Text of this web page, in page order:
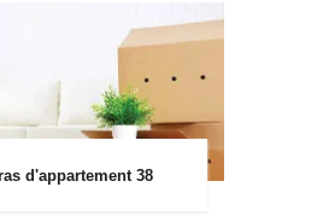
d'appartement 38